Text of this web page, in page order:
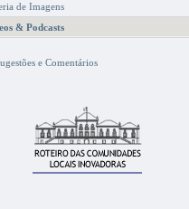
de Imagens
& Podcasts
e Comentários